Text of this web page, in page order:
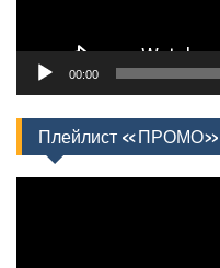
00:00
Плейлист «ПРОМО»